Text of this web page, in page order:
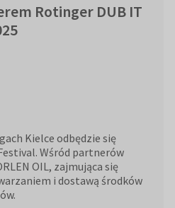
Rotinger DUB IT
Kielce odbędzie się
Wśród partnerów
OIL, zajmująca się
i dostawą środków